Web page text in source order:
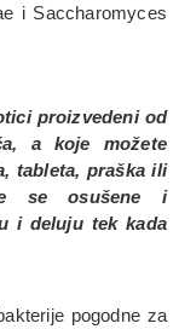
i Saccharomyces
proizvedeni od
a koje možete
tableta, praška ili
se osušene i
i deluju tek kada
pogodne za